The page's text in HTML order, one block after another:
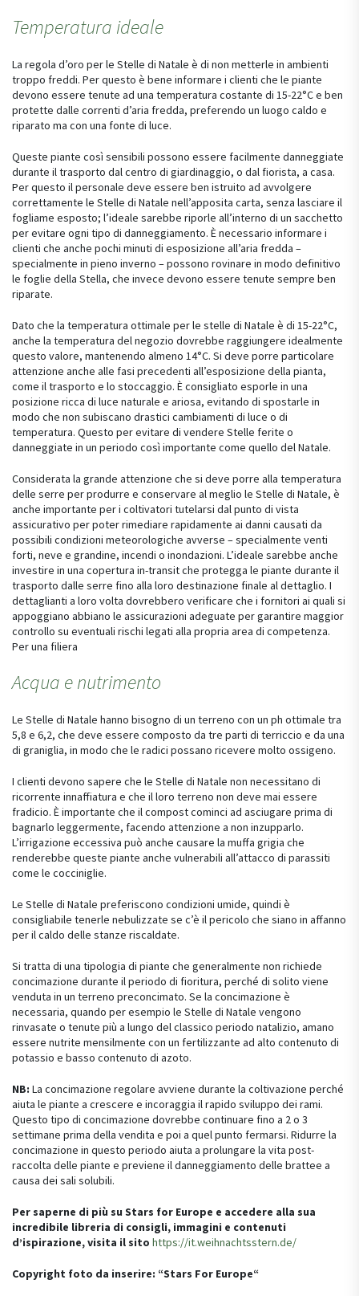
Temperatura ideale
La regola d’oro per le Stelle di Natale è di non metterle in ambienti
troppo freddi. Per questo è bene informare i clienti che le piante
devono essere tenute ad una temperatura costante di 15-22°C e ben
protette dalle correnti d’aria fredda, preferendo un luogo caldo e
riparato ma con una fonte di luce.
Queste piante così sensibili possono essere facilmente danneggiate
durante il trasporto dal centro di giardinaggio, o dal fiorista, a casa.
Per questo il personale deve essere ben istruito ad avvolgere
correttamente le Stelle di Natale nell’apposita carta, senza lasciare il
fogliame esposto; l’ideale sarebbe riporle all’interno di un sacchetto
per evitare ogni tipo di danneggiamento. È necessario informare i
clienti che anche pochi minuti di esposizione all’aria fredda –
specialmente in pieno inverno – possono rovinare in modo definitivo
le foglie della Stella, che invece devono essere tenute sempre ben
riparate.
Dato che la temperatura ottimale per le stelle di Natale è di 15-22°C,
anche la temperatura del negozio dovrebbe raggiungere idealmente
questo valore, mantenendo almeno 14°C. Si deve porre particolare
attenzione anche alle fasi precedenti all’esposizione della pianta,
come il trasporto e lo stoccaggio. È consigliato esporle in una
posizione ricca di luce naturale e ariosa, evitando di spostarle in
modo che non subiscano drastici cambiamenti di luce o di
temperatura. Questo per evitare di vendere Stelle ferite o
danneggiate in un periodo così importante come quello del Natale.
Considerata la grande attenzione che si deve porre alla temperatura
delle serre per produrre e conservare al meglio le Stelle di Natale, è
anche importante per i coltivatori tutelarsi dal punto di vista
assicurativo per poter rimediare rapidamente ai danni causati da
possibili condizioni meteorologiche avverse – specialmente venti
forti, neve e grandine, incendi o inondazioni. L’ideale sarebbe anche
investire in una copertura in-transit che protegga le piante durante il
trasporto dalle serre fino alla loro destinazione finale al dettaglio. I
dettaglianti a loro volta dovrebbero verificare che i fornitori ai quali si
appoggiano abbiano le assicurazioni adeguate per garantire maggior
controllo su eventuali rischi legati alla propria area di competenza.
Per una filiera
Acqua e nutrimento
Le Stelle di Natale hanno bisogno di un terreno con un ph ottimale tra
5,8 e 6,2, che deve essere composto da tre parti di terriccio e da una
di graniglia, in modo che le radici possano ricevere molto ossigeno.
I clienti devono sapere che le Stelle di Natale non necessitano di
ricorrente innaffiatura e che il loro terreno non deve mai essere
fradicio. È importante che il compost cominci ad asciugare prima di
bagnarlo leggermente, facendo attenzione a non inzupparlo.
L’irrigazione eccessiva può anche causare la muffa grigia che
renderebbe queste piante anche vulnerabili all’attacco di parassiti
come le cocciniglie.
Le Stelle di Natale preferiscono condizioni umide, quindi è
consigliabile tenerle nebulizzate se c’è il pericolo che siano in affanno
per il caldo delle stanze riscaldate.
Si tratta di una tipologia di piante che generalmente non richiede
concimazione durante il periodo di fioritura, perché di solito viene
venduta in un terreno preconcimato. Se la concimazione è
necessaria, quando per esempio le Stelle di Natale vengono
rinvasate o tenute più a lungo del classico periodo natalizio, amano
essere nutrite mensilmente con un fertilizzante ad alto contenuto di
potassio e basso contenuto di azoto.
NB: La concimazione regolare avviene durante la coltivazione perché
aiuta le piante a crescere e incoraggia il rapido sviluppo dei rami.
Questo tipo di concimazione dovrebbe continuare fino a 2 o 3
settimane prima della vendita e poi a quel punto fermarsi. Ridurre la
concimazione in questo periodo aiuta a prolungare la vita post-
raccolta delle piante e previene il danneggiamento delle brattee a
causa dei sali solubili.
Per saperne di più su Stars for Europe e accedere alla sua
incredibile libreria di consigli, immagini e contenuti
d’ispirazione, visita il sito https://it.weihnachtsstern.de/
Copyright foto da inserire: “Stars For Europe“